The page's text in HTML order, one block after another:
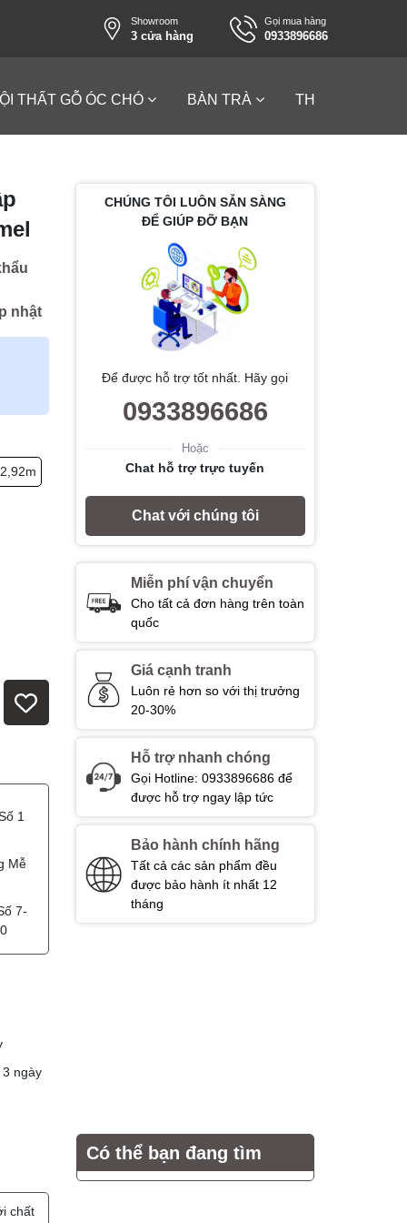
Showroom
3 cửa hàng
Gọi mua hàng
0933896686
THẤT GỖ ÓC CHÓ BÀN TRÀ THƯƠNG HIỆU
nhật
1
Mễ
7-
ngày
CHÚNG TÔI LUÔN SẴN SÀNG
ĐỂ GIÚP ĐỠ BẠN
Để được hỗ trợ tốt nhất. Hãy gọi
0933896686
Hoặc
Chat hỗ trợ trực tuyến
Chat với chúng tôi
Miễn phí vận chuyển
Cho tất cả đơn hàng trên toàn
quốc
Giá cạnh tranh
Luôn rẻ hơn so với thị trưởng
20-30%
Hỗ trợ nhanh chóng
Gọi Hotline: 0933896686 để
được hỗ trợ ngay lập tức
Bảo hành chính hãng
Tất cả các sản phẩm đều
được bảo hành ít nhất 12
tháng
chất
Có thể bạn đang tìm